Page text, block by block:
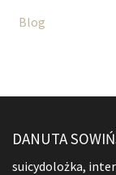
Blog
DANUTA
suicydolożka,